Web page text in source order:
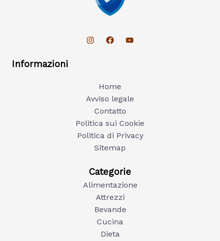
Informazioni
Home
Avviso legale
Contatto
Politica sui Cookie
Politica di Privacy
Sitemap
Categorie
Alimentazione
Attrezzi
Bevande
Cucina
Dieta